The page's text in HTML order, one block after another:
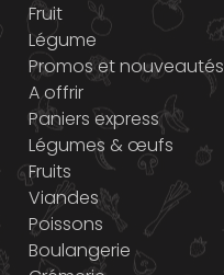
Fruit
Légume
Promos et nouveautés
A offrir
Paniers express
Légumes & œufs
Fruits
Viandes
Poissons
Boulangerie